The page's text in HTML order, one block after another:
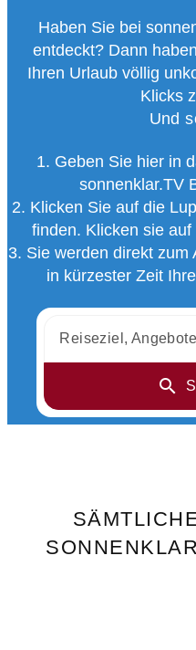
Haben Sie bei
entdeckt? Dann
Ihren Urlaub völlig
Klicks
Und
1. Geben Sie hier in
sonnenklar.TV
2. Klicken Sie auf die
finden. Klicken sie
3. Sie werden direkt zum
in kürzester Zeit
Reiseziel, Angebote